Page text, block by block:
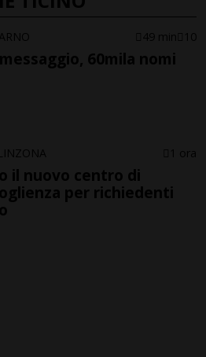
49 min 10
60mila nomi
1 ora
il nuovo centro di
per richiedenti